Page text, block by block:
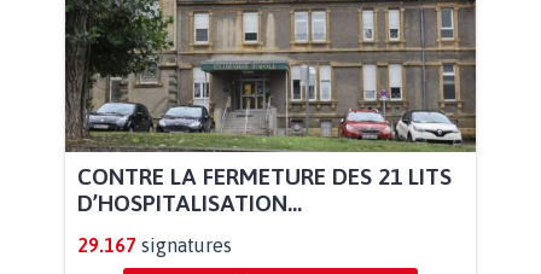
CONTRE LA FERMETURE DES 21 LITS
D’HOSPITALISATION...
29.167 signatures